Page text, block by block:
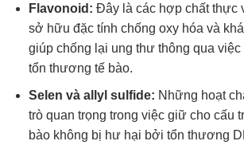
Flavonoid: Đây là các hợp chất thực
sở hữu đặc tính chống oxy hóa và
giúp chống lại ung thư thông qua
tổn thương tế bào.
Selen và allyl sulfide: Những hoạt
trò quan trọng trong việc giữ cho cấu
bào không bị hư hại bởi tổn thương